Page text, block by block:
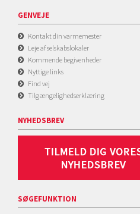
GENVEJE
Kontakt din varmemester
Leje af selskabslokaler
Kommende begivenheder
Nyttige links
Find vej
Tilgængelighedserklæring
NYHEDSBREV
SØGEFUNKTION